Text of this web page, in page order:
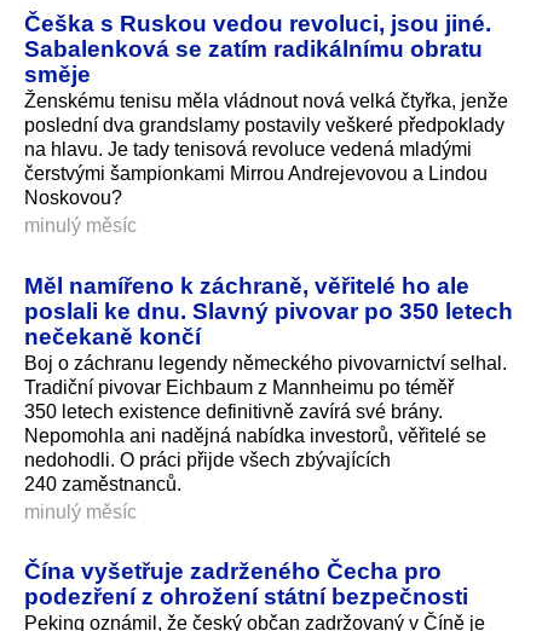
Češka s Ruskou vedou revoluci, jsou jiné.
Sabalenková se zatím radikálnímu obratu
směje
Ženskému tenisu měla vládnout nová velká čtyřka, jenže
poslední dva grandslamy postavily veškeré předpoklady
na hlavu. Je tady tenisová revoluce vedená mladými
čerstvými šampionkami Mirrou Andrejevovou a Lindou
Noskovou?
minulý měsíc
Měl namířeno k záchraně, věřitelé ho ale
poslali ke dnu. Slavný pivovar po 350 letech
nečekaně končí
Boj o záchranu legendy německého pivovarnictví selhal.
Tradiční pivovar Eichbaum z Mannheimu po téměř
350 letech existence definitivně zavírá své brány.
Nepomohla ani nadějná nabídka investorů, věřitelé se
nedohodli. O práci přijde všech zbývajících
240 zaměstnanců.
minulý měsíc
Čína vyšetřuje zadrženého Čecha pro
podezření z ohrožení státní bezpečnosti
Peking oznámil, že český občan zadržovaný v Číně je